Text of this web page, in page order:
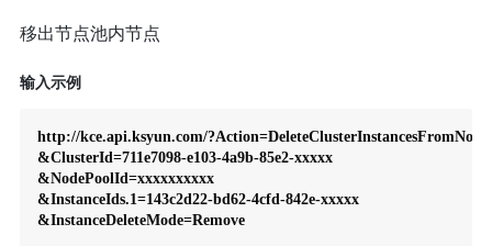
移出节点池内节点
输入示例
http://kce.api.ksyun.com/
&ClusterId=711e7098-e103-4a9b-85e2-xxxxx
&NodePoolId=xxxxxxxxxx
&InstanceIds.1=143c2d22-bd62-4cfd-842e-xxxxx
&InstanceDeleteMode=Remove